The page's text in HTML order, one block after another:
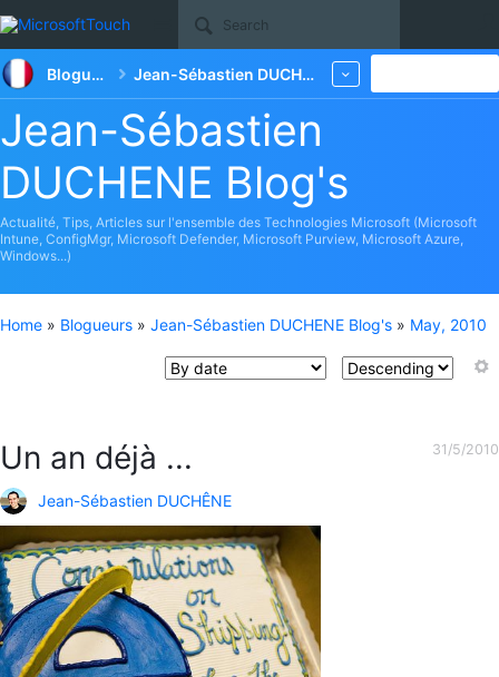
Site
Blogueurs Jean-Sébastien DUCHENE Blog's
Jean-Sébastien
DUCHENE Blog's
Actualité, Tips, Articles sur l'ensemble des Technologies Microsoft (Microsoft
Intune, ConfigMgr, Microsoft Defender, Microsoft Purview, Microsoft Azure,
Windows...)
Home » Blogueurs » Jean-Sébastien DUCHENE Blog's » May, 2010
Un an déjà ...
Jean-Sébastien DUCHÊNE
31/5/2010